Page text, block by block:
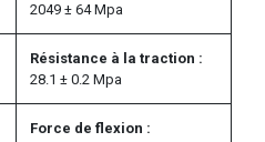
2049 ± 64 Mpa
Résistance à la traction :
28.1 ± 0.2 Mpa
Force de flexion :